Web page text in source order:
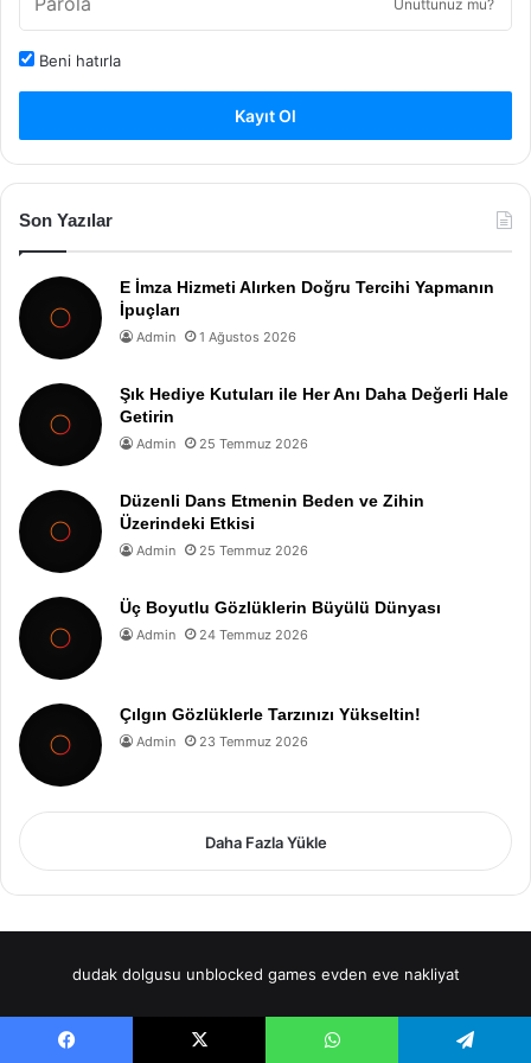
Unuttunuz mu?
Beni hatırla
Kayıt Ol
Son Yazılar
E İmza Hizmeti Alırken Doğru Tercihi Yapmanın
İpuçları
Admin 1 Ağustos 2026
Şık Hediye Kutuları ile Her Anı Daha Değerli Hale
Getirin
Admin 25 Temmuz 2026
Düzenli Dans Etmenin Beden ve Zihin
Üzerindeki Etkisi
Admin 25 Temmuz 2026
Üç Boyutlu Gözlüklerin Büyülü Dünyası
Admin 24 Temmuz 2026
Çılgın Gözlüklerle Tarzınızı Yükseltin!
Admin 23 Temmuz 2026
Daha Fazla Yükle
dudak dolgusu unblocked games evden eve nakliyat